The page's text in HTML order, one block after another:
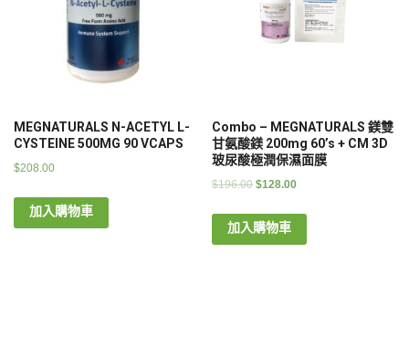
MEGNATURALS N-ACETYL L-
CYSTEINE 500MG 90 VCAPS
$208.00
加入購物車
Combo – MEGNATURALS 鎂雙
甘氨酸鎂 200mg 60’s + CM 3D
玻尿酸極潤保濕面膜
$196.00 $128.00
加入購物車